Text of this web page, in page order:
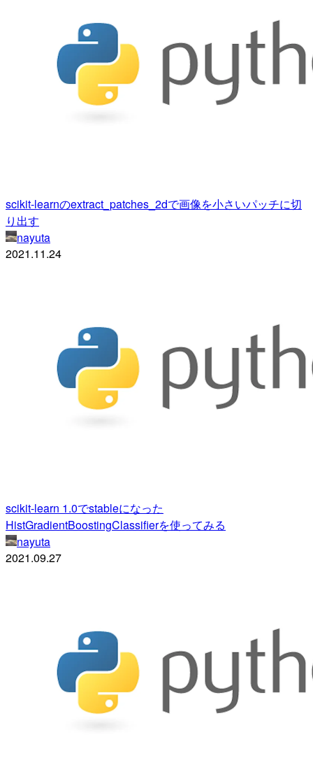
scikit-learnのextract_patches_2dで画像を小さいパッチに切
り出す
nayuta
2021.11.24
scikit-learn 1.0でstableになった
HistGradientBoostingClassifierを使ってみる
nayuta
2021.09.27